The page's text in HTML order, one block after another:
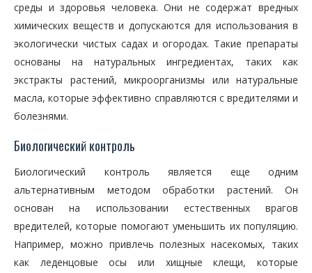
среды и здоровья человека. Они не содержат вредных
химических веществ и допускаются для использования в
экологически чистых садах и огородах. Такие препараты
основаны на натуральных ингредиентах, таких как
экстракты растений, микроорганизмы или натуральные
масла, которые эффективно справляются с вредителями и
болезнями.
Биологический контроль
Биологический контроль является еще одним
альтернативным методом обработки растений. Он
основан на использовании естественных врагов
вредителей, которые помогают уменьшить их популяцию.
Например, можно привлечь полезных насекомых, таких
как леденцовые осы или хищные клещи, которые